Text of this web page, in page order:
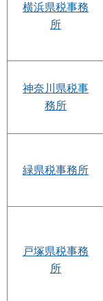
横浜県税事務
所
神奈川県税事
務所
緑県税事務所
戸塚県税事務
所